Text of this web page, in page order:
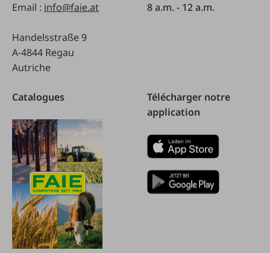
Email : info@faie.at
Handelsstraße 9
A-4844 Regau
Autriche
8 a.m. - 12 a.m.
Catalogues
Télécharger notre
application